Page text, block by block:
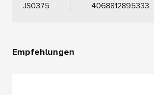
JS0375
4068812895333
Empfehlungen